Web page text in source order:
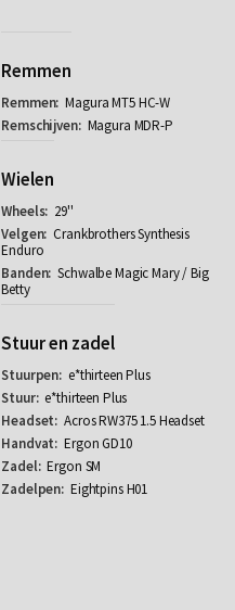
Remmen
Magura MT5 HC-W
Magura MDR-P
Wielen
29''
Crankbrothers Synthesis
Enduro
Schwalbe Magic Mary / Big
Betty
Stuur en zadel
e*thirteen Plus
e*thirteen Plus
Acros RW375 1.5 Headset
Ergon GD10
Ergon SM
Eightpins H01